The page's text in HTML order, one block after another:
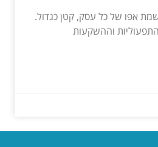
אפו של כל עסק, קטן כגדול.
וההשקעות